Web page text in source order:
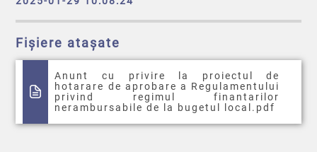
Fișiere atașate
Anunt cu privire la proiectul de
hotarare de aprobare a Regulamentului
privind regimul finantarilor
nerambursabile de la bugetul local.pdf